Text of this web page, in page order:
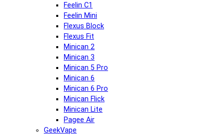
Feelin C1
Feelin Mini
Flexus Block
Flexus Fit
Minican 2
Minican 3
Minican 5 Pro
Minican 6
Minican 6 Pro
Minican Flick
Minican Lite
Pagee Air
GeekVape